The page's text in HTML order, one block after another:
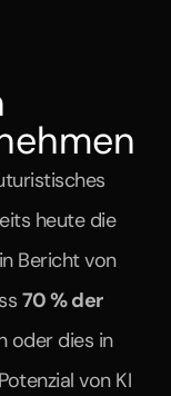
heute die
Arbeitsweise von Unternehmen. Ein Bericht von
70 % der
oder dies in
von KI